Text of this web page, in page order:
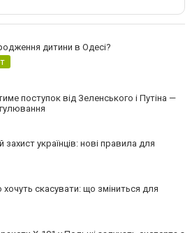
дитини в Одесі?
поступок від Зеленського і Путіна —
українців: нові правила для
хочуть скасувати: що зміниться для